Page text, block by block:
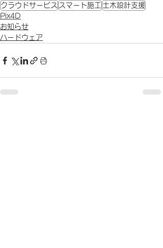
クラウドサービス スマート施工
土木設計支援
Pix4D
お知らせ
ハードウェア